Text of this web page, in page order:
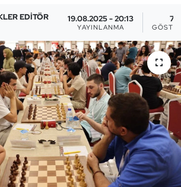
EDITÖR 19.08.2025 - 20:13
YAYINLANMA
7